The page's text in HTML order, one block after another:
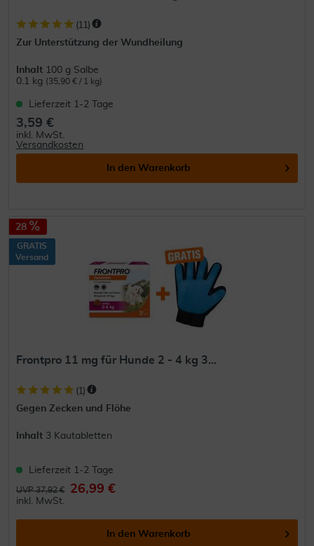
(11)
Zur Unterstützung der Wundheilung
Inhalt 100 g Salbe
0.1 kg (35,90 € / 1 kg)
Lieferzeit 1-2 Tage
3,59 €
inkl. MwSt.
Versandkosten
In den Warenkorb
28
GRATIS
Versand
Frontpro 11 mg für Hunde 2 - 4 kg 3...
(1)
Gegen Zecken und Flöhe
Inhalt 3 Kautabletten
Lieferzeit 1-2 Tage
UVP 37,92 € 26,99 €
inkl. MwSt.
In den Warenkorb